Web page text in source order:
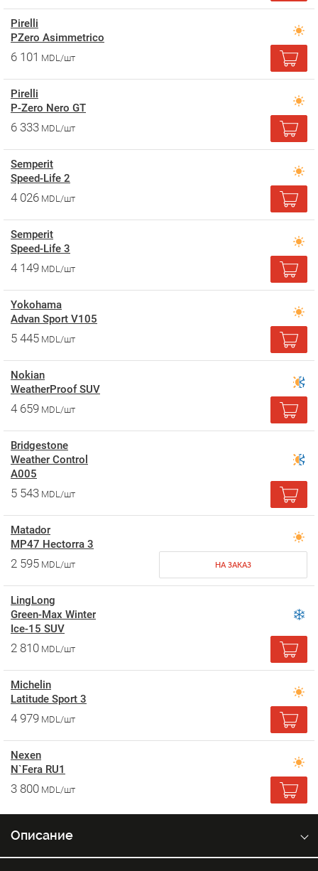
Pirelli
PZero Asimmetrico
6 101 MDL/шт
Pirelli
P-Zero Nero GT
6 333 MDL/шт
Semperit
Speed-Life 2
4 026 MDL/шт
Semperit
Speed-Life 3
4 149 MDL/шт
Yokohama
Advan Sport V105
5 445 MDL/шт
Nokian
WeatherProof SUV
4 659 MDL/шт
Bridgestone
Weather Control
A005
5 543 MDL/шт
Matador
MP47 Hectorra 3
2 595 MDL/шт НА ЗАКАЗ
LingLong
Green-Max Winter
Ice-15 SUV
2 810 MDL/шт
Michelin
Latitude Sport 3
4 979 MDL/шт
Nexen
N`Fera RU1
3 800 MDL/шт
Описание